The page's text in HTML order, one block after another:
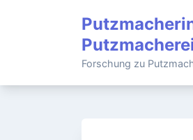
Forschung zu